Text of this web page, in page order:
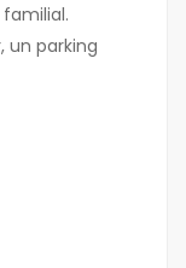
un parking